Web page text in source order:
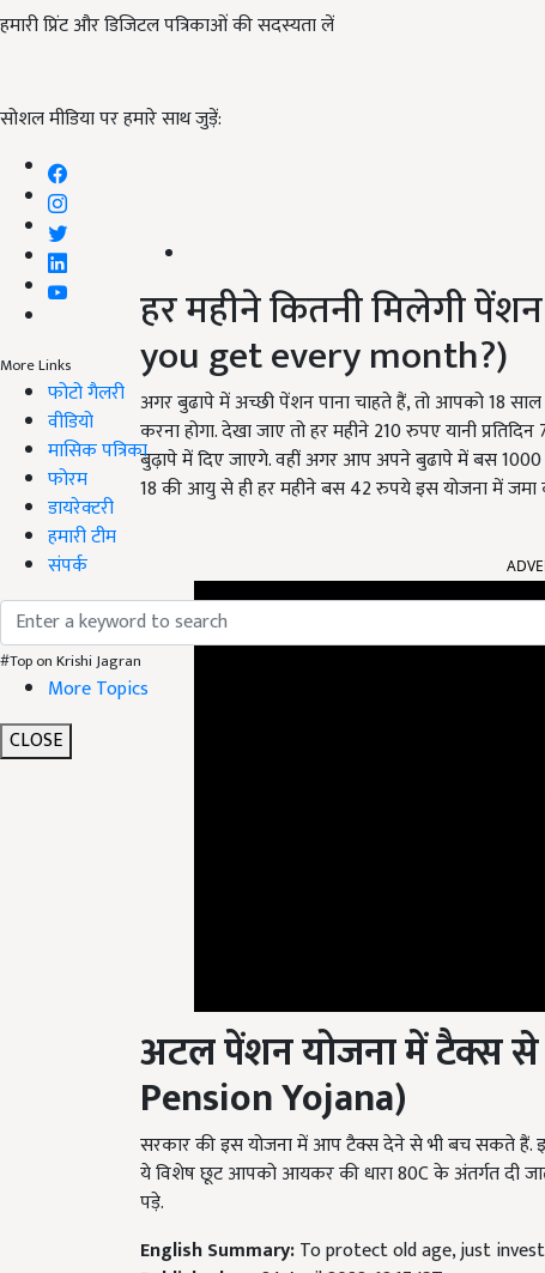
हमारी प्रिंट और डिजिटल पत्रिकाओं की सदस्यता लें
सोशल मीडिया पर हमारे साथ जुड़ें:
More Links
फोटो गैलरी
वीडियो
मासिक पत्रिका
फोरम
डायरेक्टरी
हमारी टीम
संपर्क
#Top on Krishi Jagran
More Topics
CLOSE
हर महीने कितनी मिलेगी
you get every month?)
अगर बुढापे में अच्छी पेंशन पाना चाहते हैं, तो आपको 18
करना होगा. देखा जाए तो हर महीने 210 रुपए यानी
बुढ़ापे में दिए जाएगे. वहीं अगर आप अपने बुढापे में बस
18 की आयु से ही हर महीने बस 42 रुपये इस योजना में जमा
अटल पेंशन योजना में टैक्स
Pension Yojana)
सरकार की इस योजना में आप टैक्स देने से भी बच सकते हैं.
ये विशेष छूट आपको आयकर की धारा 80C के अंतर्गत दी
पड़े.
English Summary:
Published on:24 April 2022, 12:17 IST